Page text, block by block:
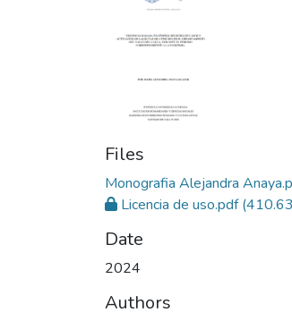
Files
Monografia Alejandra
Licencia de uso.pdf
Date
2024
Authors